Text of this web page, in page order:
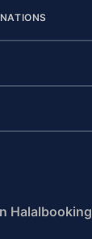
Halalbooking